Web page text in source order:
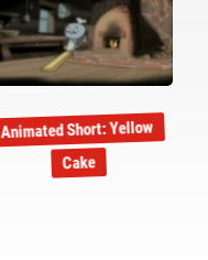
Animated Short: Yellow
Cake